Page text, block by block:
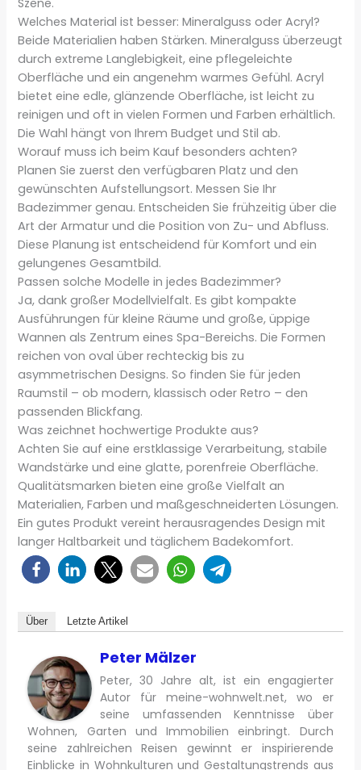
Welches Material ist besser: Mineralguss oder Acryl?
Beide Materialien haben Stärken. Mineralguss überzeugt
durch extreme Langlebigkeit, eine pflegeleichte
Oberfläche und ein angenehm warmes Gefühl. Acryl
bietet eine edle, glänzende Oberfläche, ist leicht zu
reinigen und oft in vielen Formen und Farben erhältlich.
Die Wahl hängt von Ihrem Budget und Stil ab.
Worauf muss ich beim Kauf besonders achten?
Planen Sie zuerst den verfügbaren Platz und den
gewünschten Aufstellungsort. Messen Sie Ihr
Badezimmer genau. Entscheiden Sie frühzeitig über die
Art der Armatur und die Position von Zu- und Abfluss.
Diese Planung ist entscheidend für Komfort und ein
gelungenes Gesamtbild.
Passen solche Modelle in jedes Badezimmer?
Ja, dank großer Modellvielfalt. Es gibt kompakte
Ausführungen für kleine Räume und große, üppige
Wannen als Zentrum eines Spa-Bereichs. Die Formen
reichen von oval über rechteckig bis zu
asymmetrischen Designs. So finden Sie für jeden
Raumstil – ob modern, klassisch oder Retro – den
passenden Blickfang.
Was zeichnet hochwertige Produkte aus?
Achten Sie auf eine erstklassige Verarbeitung, stabile
Wandstärke und eine glatte, porenfreie Oberfläche.
Qualitätsmarken bieten eine große Vielfalt an
Materialien, Farben und maßgeschneiderten Lösungen.
Ein gutes Produkt vereint herausragendes Design mit
langer Haltbarkeit und täglichem Badekomfort.
Über Letzte Artikel
Peter Mälzer
Peter, 30 Jahre alt, ist ein engagierter
Autor für meine-wohnwelt.net, wo er
seine umfassenden Kenntnisse über
Wohnen, Garten und Immobilien einbringt. Durch
seine zahlreichen Reisen gewinnt er inspirierende
Einblicke in Wohnkulturen und Gestaltungstrends aus